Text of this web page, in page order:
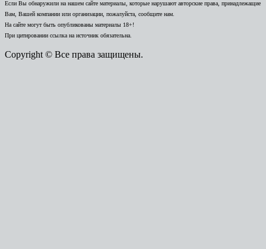
Если Вы обнаружили на нашем сайте материалы, которые нарушают авторские права, принадлежащие
Вам, Вашей компании или организации, пожалуйста, сообщите нам.
На сайте могут быть опубликованы материалы 18+!
При цитировании ссылка на источник обязательна.
Copyright © Все права защищены.